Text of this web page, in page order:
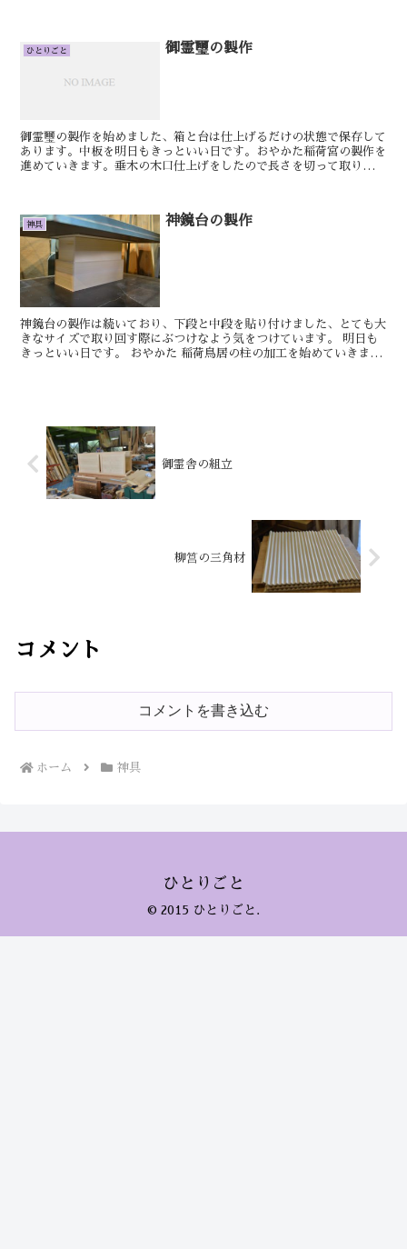
ひとりごと 御霊璽の製作
御霊璽の製作を始めました、箱と台は仕上げるだけの状態で保存して
あります。中板を明日もきっといい日です。おやかた稲荷宮の製作を
進めていきます。垂木の木口仕上げをしたので長さを切って取り付け
神具 神鏡台の製作
神鏡台の製作は続いており、下段と中段を貼り付けました、とても大
きなサイズで取り回す際にぶつけなよう気をつけています。 明日も
きっといい日です。 おやかた 稲荷鳥居の柱の加工を始めていきま
御霊舎の組立
柳筥の三角材
コメント
コメントを書き込む
ホーム 神具
ひとりごと
© 2015 ひとりごと.